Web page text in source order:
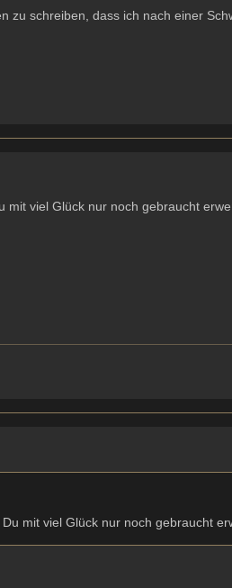
zu schreiben, dass ich nach einer
mit viel Glück nur noch gebraucht
mit viel Glück nur noch gebraucht